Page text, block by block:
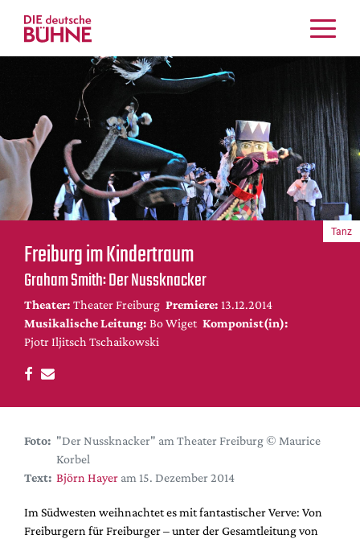
Schauspiel
Musiktheater
Tanz
Crossover
Bühnenwelt
Festivals & Veranstaltungen
Menschen & Theater
Themen
Internationales
Nachrufe
Medientipps
DdB-map
Kalender
Festival-Planer
Hefte
Alle Hefte
Leseproben
Freiburg im Kindertraum
Graham Smith: Der Nussknacker
Theater: Theater Freiburg Premiere: 13.12.2014
Musikalische Leitung: Bo Wiget Komponist(in):
Pjotr Iljitsch Tschaikowski
Tanz
Foto: "Der Nussknacker" am Theater Freiburg © Maurice
Korbel
Text: Björn Hayer am 15. Dezember 2014
Im Südwesten weihnachtet es mit fantastischer Verve: Von
Freiburgern für Freiburger – unter der Gesamtleitung von